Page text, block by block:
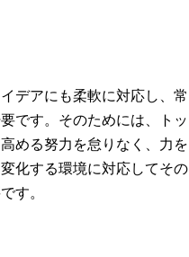
デアにも柔軟に対応し、常
です。そのためには、トッ
める努力を怠りなく、力を
化する環境に対応してその
す。